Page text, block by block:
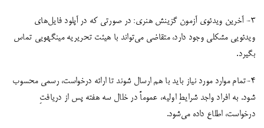
۳- آخرین ویدئوی آزمون گزینش هنری: در صورتی که در آپلود فایل‌های
ویدئویی مشکلی وجود دارد، متقاضی می‌تواند با هیئت تحریریه مینگهویی تماس
بگیرد.
۴-تمام موارد مورد نیاز باید با هم ارسال شوند تا ارائه درخواست، رسمی محسوب
شود. به افراد واجد شرایطِ اولیه، عموماً در خلال سه هفته پس از دریافتِ
درخواست، اطلاع داده می‌شود.